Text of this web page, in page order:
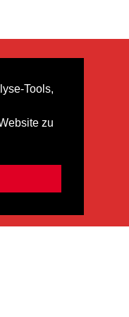
Tools,
zu